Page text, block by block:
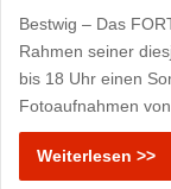
Bestwig – Das
Rahmen seiner
bis 18 Uhr einen
Fotoaufnahmen
Weiterlesen >>